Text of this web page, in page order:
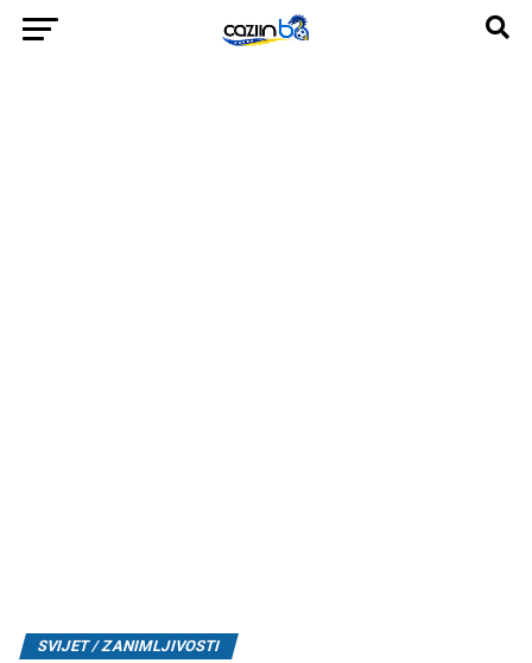
SVIJET / ZANIMLJIVOSTI